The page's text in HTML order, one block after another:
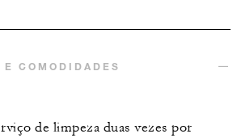
COMODIDADES
de limpeza duas vezes por